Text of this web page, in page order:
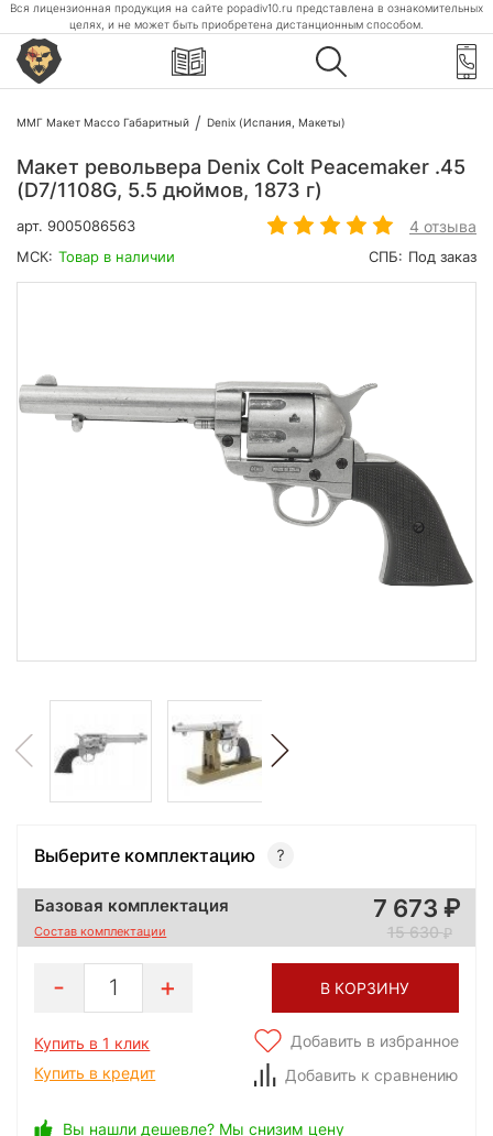
Вся лицензионная продукция на сайте popadiv10.ru представлена в ознакомительных
целях, и не может быть приобретена дистанционным способом.
ММГ Макет Массо Габаритный Denix (Испания, Макеты)
Макет револьвера Denix Colt Peacemaker .45
(D7/1108G, 5.5 дюймов, 1873 г)
арт. 9005086563 4 отзыва
МСК: Товар в наличии СПБ: Под заказ
Выберите комплектацию
Базовая комплектация
Состав комплектации
7 673
15 630
1 В КОРЗИНУ
Купить в 1 клик
Купить в кредит
Добавить в избранное
Добавить к сравнению
Вы нашли дешевле? Мы снизим цену